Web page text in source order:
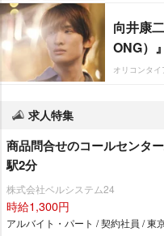
向井康
ONG）』
オリコンタイ
求人特集
商品問合せのコールセンタ
駅2分
株式会社ベルシステム24
時給1,300円
アルバイト・パート / 契約社員 / 東